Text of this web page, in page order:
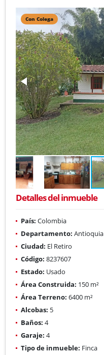
Con Colega
Detalles del inmueble
País: Colombia
Departamento: Antioquia
Ciudad: El Retiro
Código: 8237607
Estado: Usado
Área Construida: 150 m²
Área Terreno: 6400 m²
Alcobas: 5
Baños: 4
Garaje: 4
Tipo de inmueble: Finca